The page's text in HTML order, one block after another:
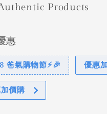
Products
惠
爸氣購物節⚡🎉 優惠
價購